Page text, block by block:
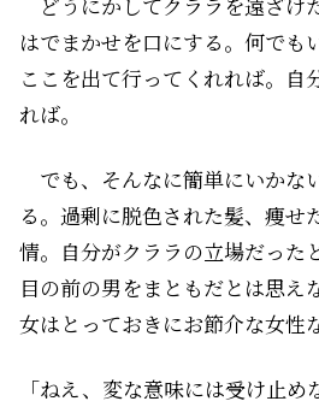
はでまかせを口にする。何でも
ここを出て行ってくれれば。自
れば。
でも、そんなに簡単にいかな
る。過剰に脱色された髪、痩せ
情。自分がクララの立場だった
目の前の男をまともだとは思え
女はとっておきにお節介な女性
「ねえ、変な意味には受け止